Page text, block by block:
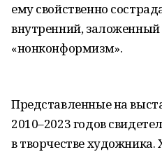
ему свойственно
внутренний, заложенный
«нонконформизм».
Представленные на
2010–2023 годов
в творчестве